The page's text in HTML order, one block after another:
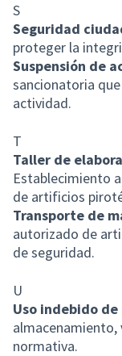
S
Seguridad
proteger la
Suspensión de
sancionatoria
actividad.
T
Taller de
Establecimiento
de artificios
Transporte de
autorizado de
de seguridad.
U
Uso indebido
normativa.